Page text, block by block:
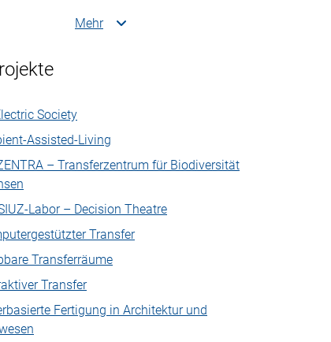
Mehr
Society
Assisted-Living
– Transferzentrum für Biodiversität
Labor – Decision Theatre
Transfer
Transferräume
Transfer
Fertigung in Architektur und